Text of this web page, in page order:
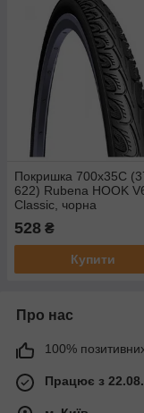
Покришка 700x35C
622) Rubena HOOK
Classic, чорна
528 ₴
Купити
Про нас
100% позитивних
Працює з